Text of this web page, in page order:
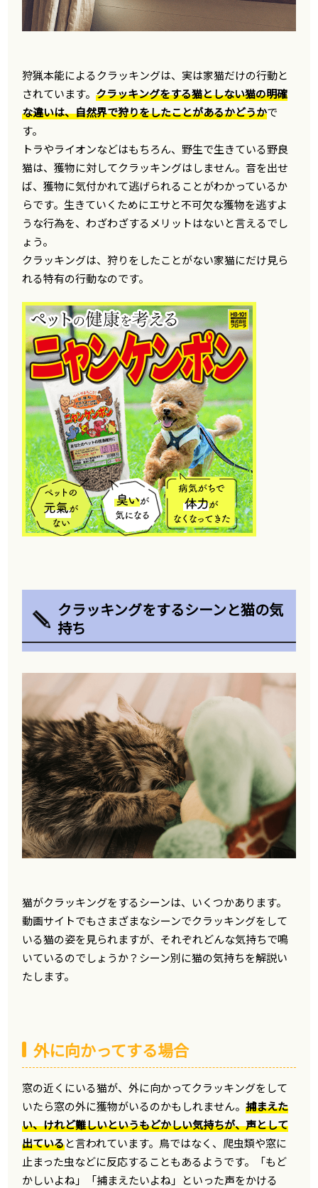
狩猟本能によるクラッキングは、実は家猫だけの行動と
されています。クラッキングをする猫としない猫の明確
な違いは、自然界で狩りをしたことがあるかどうかで
す。
トラやライオンなどはもちろん、野生で生きている野良
猫は、獲物に対してクラッキングはしません。音を出せ
ば、獲物に気付かれて逃げられることがわかっているか
らです。生きていくためにエサと不可欠な獲物を逃すよ
うな行為を、わざわざするメリットはないと言えるでし
ょう。
クラッキングは、狩りをしたことがない家猫にだけ見ら
れる特有の行動なのです。
クラッキングをするシーンと猫の気
持ち
猫がクラッキングをするシーンは、いくつかあります。
動画サイトでもさまざまなシーンでクラッキングをして
いる猫の姿を見られますが、それぞれどんな気持ちで鳴
いているのでしょうか？シーン別に猫の気持ちを解説い
たします。
外に向かってする場合
窓の近くにいる猫が、外に向かってクラッキングをして
いたら窓の外に獲物がいるのかもしれません。捕まえた
い、けれど難しいというもどかしい気持ちが、声として
出ていると言われています。鳥ではなく、爬虫類や窓に
止まった虫などに反応することもあるようです。「もど
かしいよね」「捕まえたいよね」といった声をかける